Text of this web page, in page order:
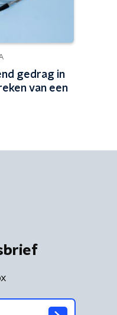
gedrag in
van een